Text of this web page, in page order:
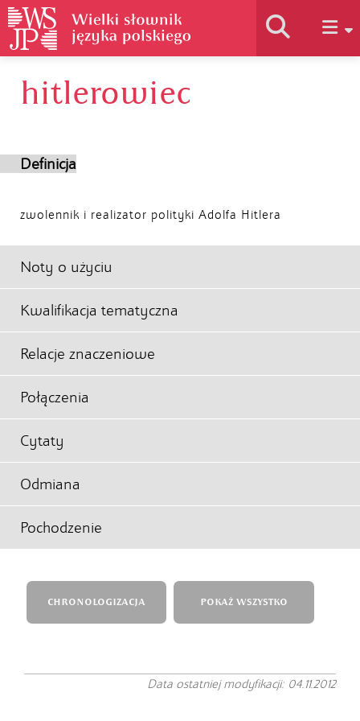
Historia słownika
hitlerowiec
Definicja
zwolennik i realizator polityki Adolfa Hitlera
Noty o użyciu
Kwalifikacja tematyczna
Relacje znaczeniowe
Połączenia
Cytaty
Odmiana
Pochodzenie
CHRONOLOGIZACJA POKAŻ WSZYSTKO
Data ostatniej modyfikacji: 04.11.2012